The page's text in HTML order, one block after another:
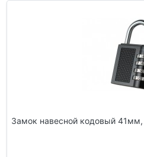
Замок навесной кодовый